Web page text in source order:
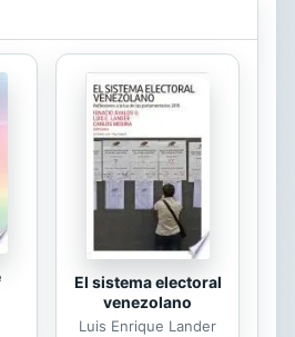
reading. Color
will grab the attention of
readers and help strengthen
comprehension skills.
El sistema electoral
venezolano
Luis Enrique Lander